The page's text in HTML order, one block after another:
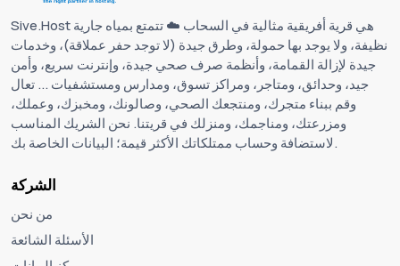
Sive.Host هي قرية أفريقية مثالية في السحاب ☁️ تتمتع بمياه جارية
نظيفة، ولا يوجد بها حمولة، وطرق جيدة (لا توجد حفر عملاقة)، ​​وخدمات
جيدة لإزالة القمامة، وأنظمة صرف صحي جيدة، وإنترنت سريع، وأمن
جيد، وحدائق، ومتاجر، ومراكز تسوق، ومدارس ومستشفيات ... تعال
وقم ببناء متجرك، ومنتجعك الصحي، وصالونك، ومخبزك، وعملك،
ومزرعتك، ومناجمك، ومنزلك في قريتنا. نحن الشريك المناسب
لاستضافة وحساب ممتلكاتك الأكثر قيمة؛ البيانات الخاصة بك.
الشركة
من نحن
الأسئلة الشائعة